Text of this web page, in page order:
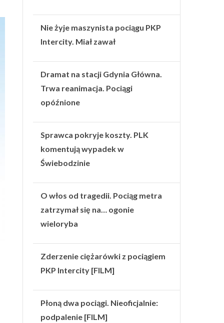
Nie żyje maszynista pociągu PKP
Intercity. Miał zawał
Dramat na stacji Gdynia Główna.
Trwa reanimacja. Pociągi
opóźnione
Sprawca pokryje koszty. PLK
komentują wypadek w
Świebodzinie
O włos od tragedii. Pociąg metra
zatrzymał się na… ogonie
wieloryba
Zderzenie ciężarówki z pociągiem
PKP Intercity [FILM]
Płoną dwa pociągi. Nieoficjalnie:
podpalenie [FILM]